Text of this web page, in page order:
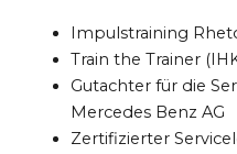
Impulstraining
Train the Trainer
Gutachter für die
Mercedes Benz AG
Zertifizierter